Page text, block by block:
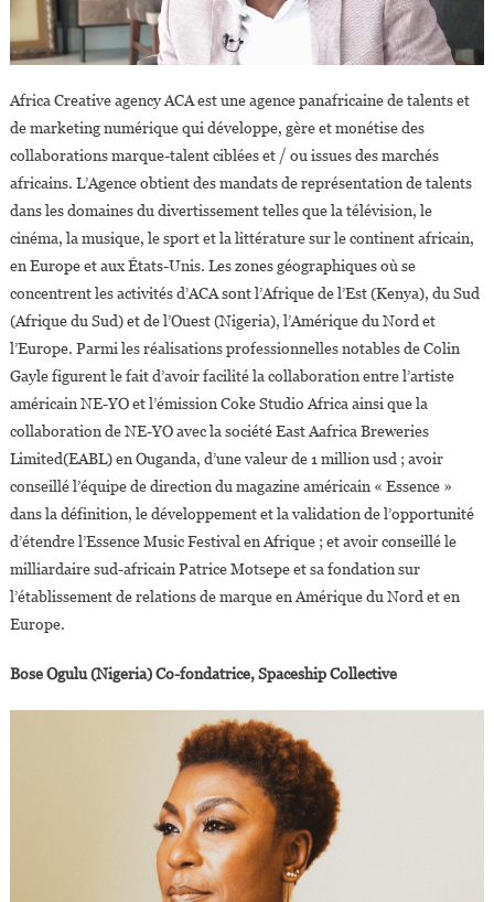
Africa Creative agency ACA est une agence panafricaine de talents et
de marketing numérique qui développe, gère et monétise des
collaborations marque-talent ciblées et / ou issues des marchés
africains. L’Agence obtient des mandats de représentation de talents
dans les domaines du divertissement telles que la télévision, le
cinéma, la musique, le sport et la littérature sur le continent africain,
en Europe et aux États-Unis. Les zones géographiques où se
concentrent les activités d’ACA sont l’Afrique de l’Est (Kenya), du Sud
(Afrique du Sud) et de l’Ouest (Nigeria), l’Amérique du Nord et
l’Europe. Parmi les réalisations professionnelles notables de Colin
Gayle figurent le fait d’avoir facilité la collaboration entre l’artiste
américain NE-YO et l’émission Coke Studio Africa ainsi que la
collaboration de NE-YO avec la société East Aafrica Breweries
Limited(EABL) en Ouganda, d’une valeur de 1 million usd ; avoir
conseillé l’équipe de direction du magazine américain « Essence »
dans la définition, le développement et la validation de l’opportunité
d’étendre l’Essence Music Festival en Afrique ; et avoir conseillé le
milliardaire sud-africain Patrice Motsepe et sa fondation sur
l’établissement de relations de marque en Amérique du Nord et en
Europe.
Bose Ogulu (Nigeria) Co-fondatrice, Spaceship Collective